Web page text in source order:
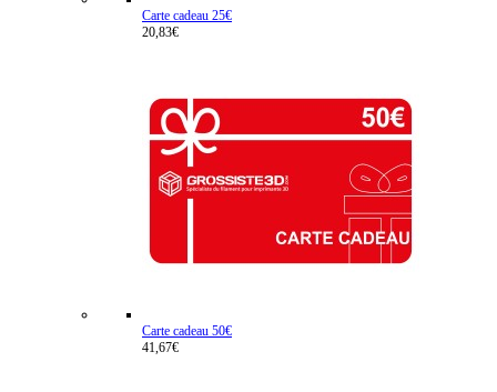
Carte cadeau 25€
20,83€
Carte cadeau 50€
41,67€